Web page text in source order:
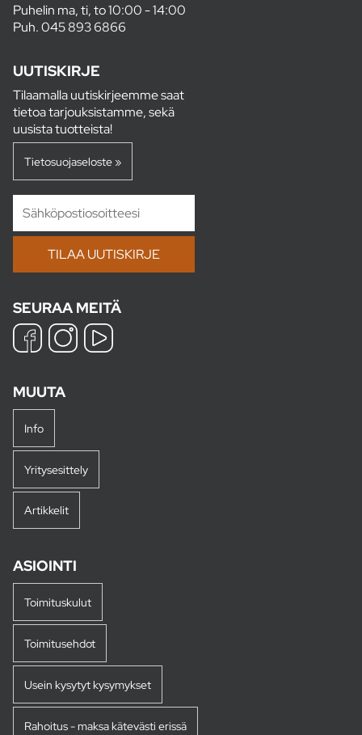
Puhelin ma, ti, to 10:00 - 14:00
Puh.045 893 6866
UUTISKIRJE
Tilaamalla uutiskirjeemme saat
tietoa tarjouksistamme, sekä
uusista tuotteista!
Tietosuojaseloste »
SEURAA MEITÄ
MUUTA
Info
Yritysesittely
Artikkelit
ASIOINTI
Toimituskulut
Toimitusehdot
Usein kysytyt kysymykset
Rahoitus - maksa kätevästi erissä